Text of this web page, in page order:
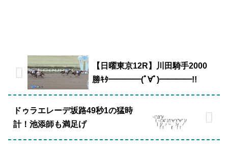
【日曜東京12R】川田騎手2000
勝ｷﾀ━━━━(ﾟ∀ﾟ)━━━━!!
ドゥラエレーデ坂路49秒1の猛時
計！池添師も満足げ